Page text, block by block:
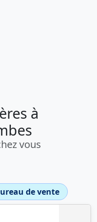
à
vous
de vente